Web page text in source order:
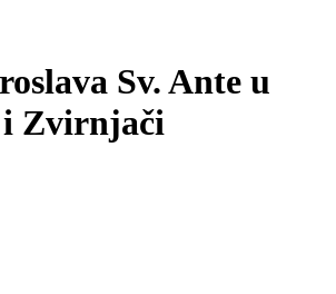
Sv. Ante u
i Zvirnjači